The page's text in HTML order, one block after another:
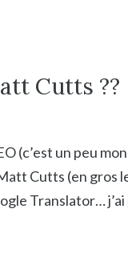
Cutts ??
(c’est un peu
Cutts (en gros
Translator… j’ai